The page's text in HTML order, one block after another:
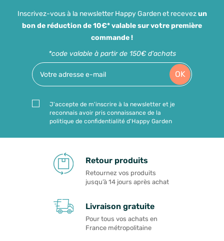
Inscrivez-vous à la newsletter Happy Garden et recevezun
bon de réduction de 10€* valable sur votre première
commande !
*code valable à partir de 150€ d'achats
OK
J'accepte de m'inscrire à la newsletter et je
reconnais avoir pris connaissance de la
politique de confidentialité d'Happy Garden
Retour produits
Retournez vos produits
jusqu’à 14 jours après achat
Livraison gratuite
Pour tous vos achats en
France métropolitaine